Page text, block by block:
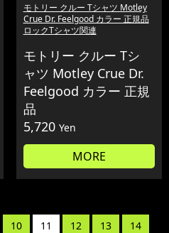
モトリー クルー Tシャツ Motley
Crue Dr. Feelgood カラー 正規品
ロックTシャツ関連
モトリー クルー Tシ
ャツ Motley Crue Dr.
Feelgood カラー 正規
品
5,720 Yen
MORE
10 11 12 13
14